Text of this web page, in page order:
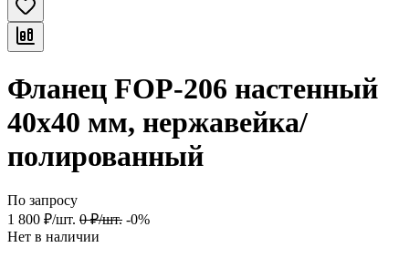
Фланец FOP-206 настенный
40х40 мм, нержавейка/
полированный
По запросу
1 800 ₽/шт. 0 ₽/шт. -0%
Нет в наличии